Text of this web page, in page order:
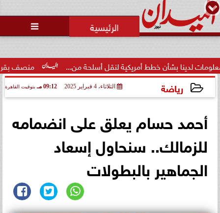

منصف بقرار يلتحق بشأن خطط أمريكية لنقل أسلحة من...
رياضة الثلاثاء، 4 فبراير 2025 09:12 مـ بتوقيت القاهرة
أحمد حسام يعلق على انضمامه
للزمالك.. سنحاول إسعاد
الجماهير بالبطولات